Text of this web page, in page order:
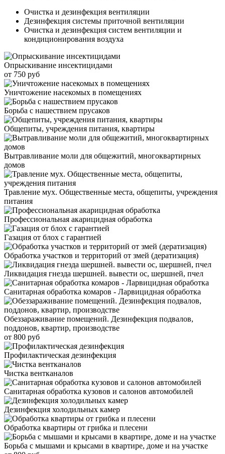
Очистка и дезинфекция вентиляции
Дезинфекция системы приточной вентиляции
Очистка и дезинфекция систем вентиляции и
кондиционирования воздуха
Опрыскивание инсектицидами
от 750 руб
Уничтожение насекомых в помещениях
Борьба с нашествием прусаков
Общепиты, учреждения питания, квартиры
Вытравливание моли для общежитий, многоквартирных
домов
Травление мух. Общественные места, общепиты, учреждения
питания
Профессиональная акарицидная обработка
Газация от блох с гарантией
Обработка участков и территорий от змей (дератизация)
Ликвидация гнезда шершней. вывести ос, шершней, пчел
Санитарная обработка комаров - Ларвицидная обработка
Обеззараживание помещений. Дезинфекция подвалов,
поддонов, квартир, производстве
от 800 руб
Профилактическая дезинфекция
Чистка вентканалов
Санитарная обработка кузовов и салонов автомобилей
Дезинфекция холодильных камер
Обработка квартиры от грибка и плесени
Борьба с мышами и крысами в квартире, доме и на участке